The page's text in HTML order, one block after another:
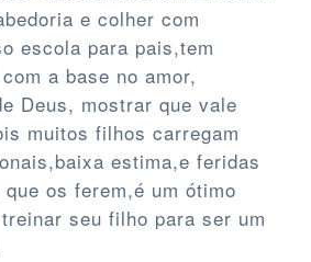
e colher com
escola para pais,tem
a base no amor,
Deus, mostrar que vale
muitos filhos carregam
estima,e feridas
os ferem,é um ótimo
seu filho para ser um